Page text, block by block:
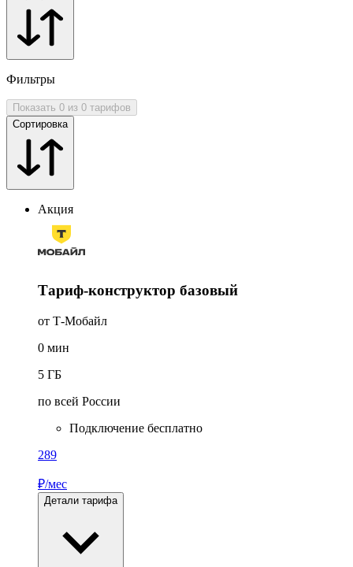
Фильтры
Показать 0 из 0 тарифов
Сортировка
Акция
Тариф-конструктор базовый
от Т‑Мобайл
0 мин
5 ГБ
по всей России
Подключение бесплатно
289
₽/мес
Детали тарифа